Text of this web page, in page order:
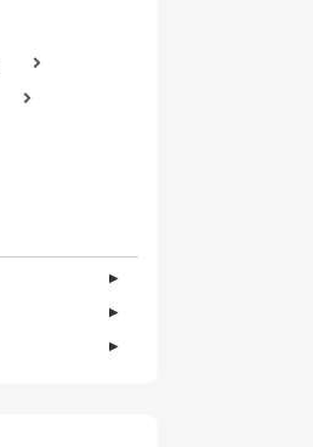

